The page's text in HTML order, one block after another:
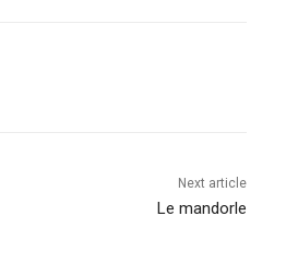
Next article
Le mandorle